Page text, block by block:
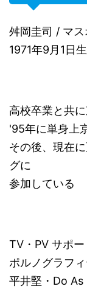
舛岡圭司 / マ
1971年9月1
高校卒業と共に
'95年に単身上
その後、現在
グに
参加している
TV・PV サポー
ポルノグラフ
平井堅・Do